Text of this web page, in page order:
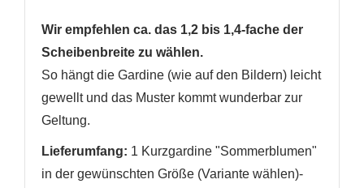
Wir empfehlen ca. das 1,2 bis 1,4-fache der
Scheibenbreite zu wählen.
So hängt die Gardine (wie auf den Bildern) leicht
gewellt und das Muster kommt wunderbar zur
Geltung.
Lieferumfang: 1 Kurzgardine "Sommerblumen"
in der gewünschten Größe (Variante wählen)-
Wunschliste
Anmelden